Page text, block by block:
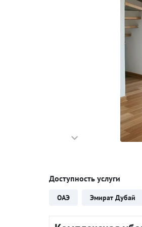
Доступность услуги
ОАЭ Эмират Дубай